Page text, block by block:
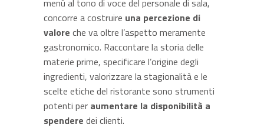
menù al tono di voce del personale di sala,
concorre a costruire una percezione di
valore che va oltre l’aspetto meramente
gastronomico. Raccontare la storia delle
materie prime, specificare l’origine degli
ingredienti, valorizzare la stagionalità e le
scelte etiche del ristorante sono strumenti
potenti per aumentare la disponibilità a
spendere dei clienti.